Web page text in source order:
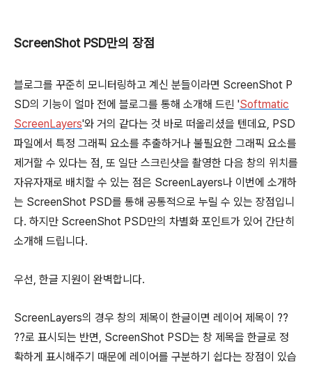
ScreenShot PSD만의 장점
블로그를 꾸준히 모니터링하고 계신 분들이라면 ScreenShot P
SD의 기능이 얼마 전에 블로그를 통해 소개해 드린 'Softmatic
ScreenLayers'와 거의 같다는 것 바로 떠올리셨을 텐데요, PSD
파일에서 특정 그래픽 요소를 추출하거나 불필요한 그래픽 요소를
제거할 수 있다는 점, 또 일단 스크린샷을 촬영한 다음 창의 위치를
자유자재로 배치할 수 있는 점은 ScreenLayers나 이번에 소개하
는 ScreenShot PSD를 통해 공통적으로 누릴 수 있는 장점입니
다. 하지만 ScreenShot PSD만의 차별화 포인트가 있어 간단히
소개해 드립니다.
우선, 한글 지원이 완벽합니다.
ScreenLayers의 경우 창의 제목이 한글이면 레이어 제목이 ??
??로 표시되는 반면, ScreenShot PSD는 창 제목을 한글로 정
확하게 표시해주기 때문에 레이어를 구분하기 쉽다는 장점이 있습